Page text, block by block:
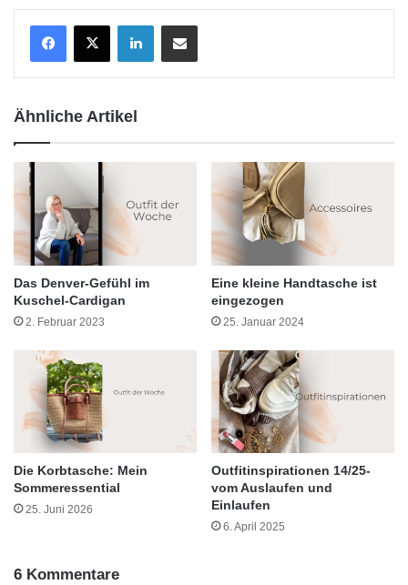
LinkedInTeile per E-Mail
Ähnliche Artikel
Das Denver-Gefühl im
Kuschel-Cardigan
2. Februar 2023
Eine kleine Handtasche ist
eingezogen
25. Januar 2024
Die Korbtasche: Mein
Sommeressential
25. Juni 2026
Outfitinspirationen 14/25-
vom Auslaufen und
Einlaufen
6. April 2025
6 Kommentare